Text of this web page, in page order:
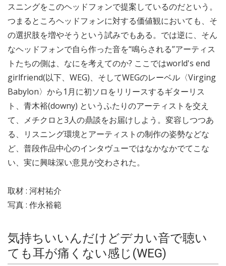
スニングをこのヘッドフォンで提案しているのだという。
つまるところヘッドフォンに対する価値観においても、そ
の選択肢を増やそうという試みでもある。では逆に、そん
なヘッドフォンで自ら作った音を“鳴らされる”アーティス
トたちの側は、なにを考えてのか? ここではworld's end
girlfriend(以下、WEG)、そしてWEGのレーベル〈Virging
Babylon〉から1月に初ソロをリリースするギターリス
ト、青木裕(downy) というふたりのアーティストを交え
て、メチクロと3人の鼎談をお届けしよう。変容しつつあ
る、リスニング環境とアーティストの制作の姿勢などな
ど、普段作品中心のインタヴューではなかなかでてこな
い、実に興味深い意見が交わされた。
取材 : 河村祐介
写真 : 作永裕範
気持ちいいんだけどデカい音で聴い
ても耳が痛くない感じ(WEG)